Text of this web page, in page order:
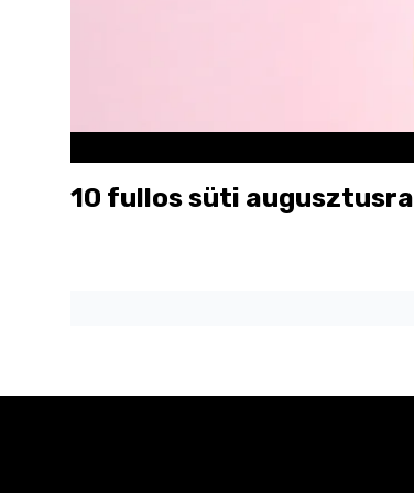
10 fullos süti augusztusra